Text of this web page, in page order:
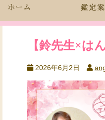
【鈴先生×は
2026年6月2日